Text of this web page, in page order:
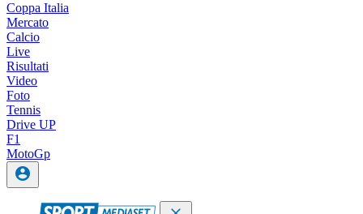
Coppa Italia
Mercato
Calcio
Live
Risultati
Video
Foto
Tennis
Drive UP
F1
MotoGp